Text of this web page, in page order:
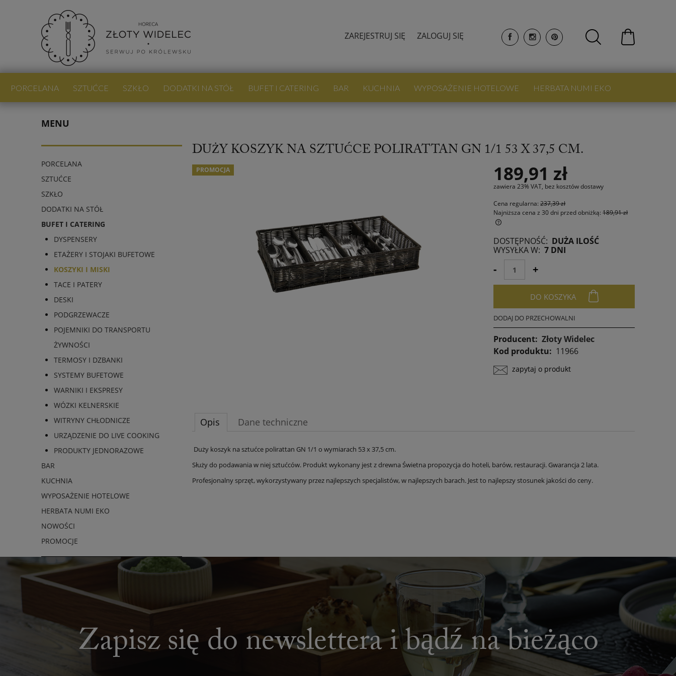
ZAREJESTRUJ SIĘ ZALOGUJ SIĘ
PORCELANA SZTUĆCE SZKŁO DODATKI NA STÓŁ BUFET I CATERING BAR KUCHNIA WYPOSAŻENIE HOTELOWE HERBATA NUMI EKO
MENU
PORCELANA
SZTUĆCE
SZKŁO
DODATKI NA STÓŁ
BUFET I CATERING
DYSPENSERY
ETAŻERY I STOJAKI BUFETOWE
KOSZYKI I MISKI
TACE I PATERY
DESKI
PODGRZEWACZE
POJEMNIKI DO TRANSPORTU
ŻYWNOŚCI
TERMOSY I DZBANKI
SYSTEMY BUFETOWE
WARNIKI I EKSPRESY
WÓZKI KELNERSKIE
WITRYNY CHŁODNICZE
URZĄDZENIE DO LIVE COOKING
PRODUKTY JEDNORAZOWE
BAR
KUCHNIA
WYPOSAŻENIE HOTELOWE
HERBATA NUMI EKO
NOWOŚCI
PROMOCJE
DUŻY KOSZYK NA SZTUĆCE POLIRATTAN GN 1/1 53 X 37,5 CM.
PROMOCJA 189,91 zł
zawiera 23% VAT, bez kosztów dostawy
Cena regularna:237,39 zł
Najniższa cena z 30 dni przed obniżką:189,91 zł
Jeżeli produkt jest sprzedawany krócej niż
30 dni, wyświetlana jest najniższa cena od
momentu, kiedy produkt pojawił się w
sprzedaży.
DOSTĘPNOŚĆ: DUŻA ILOŚĆ
WYSYŁKA W: 7 DNI
- +
DO KOSZYKA
DODAJ DO PRZECHOWALNI
Producent: Złoty Widelec
Kod produktu: 11966
zapytaj o produkt
Opis Dane techniczne
Duży koszyk na sztućce polirattan GN 1/1 o wymiarach 53 x 37,5 cm.
Służy do podawania w niej sztućców. Produkt wykonany jest z drewna Świetna propozycja do hoteli, barów, restauracji. Gwarancja 2 lata.
Profesjonalny sprzęt, wykorzystywany przez najlepszych specjalistów, w najlepszych barach. Jest to najlepszy stosunek jakości do ceny.
Zapisz się do newslettera i bądź na bieżąco